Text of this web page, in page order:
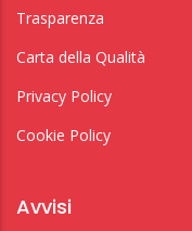
Trasparenza
Carta della Qualità
Privacy Policy
Cookie Policy
Avvisi